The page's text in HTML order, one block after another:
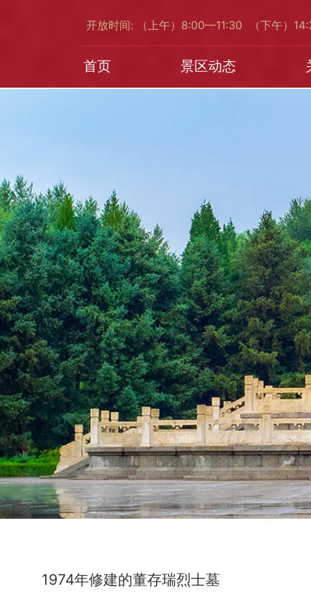
首页 景区动态
开放时间: （上午）8:00—11:30 （下午）14
1974年修建的董存瑞烈士墓